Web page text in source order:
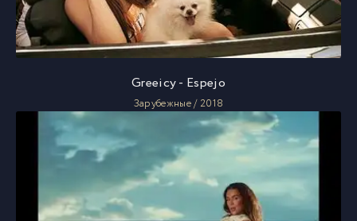
Greeicy - Espejo
Зарубежные / 2018